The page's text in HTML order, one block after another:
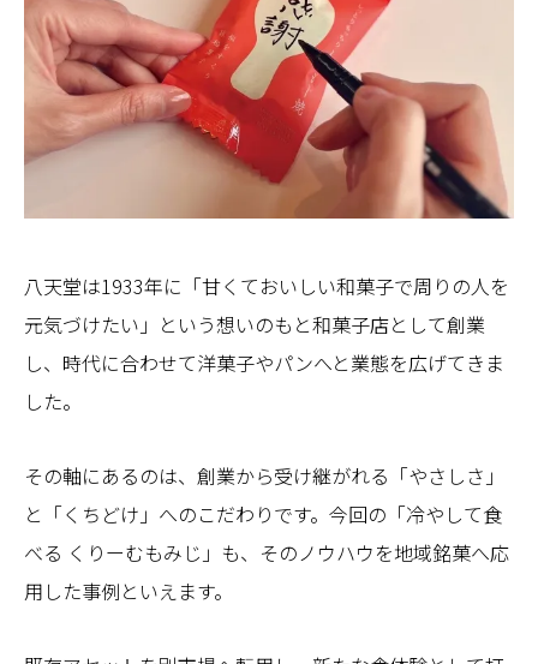
八天堂は1933年に「甘くておいしい和菓子で周りの人を
元気づけたい」という想いのもと和菓子店として創業
し、時代に合わせて洋菓子やパンへと業態を広げてきま
した。
その軸にあるのは、創業から受け継がれる「やさしさ」
と「くちどけ」へのこだわりです。今回の「冷やして食
べる くりーむもみじ」も、そのノウハウを地域銘菓へ応
用した事例といえます。